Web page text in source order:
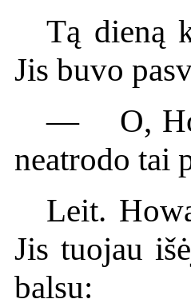
Tą dieną
Jis buvo
— O,
neatrodo tai
Leit.
Jis tuojau
balsu: